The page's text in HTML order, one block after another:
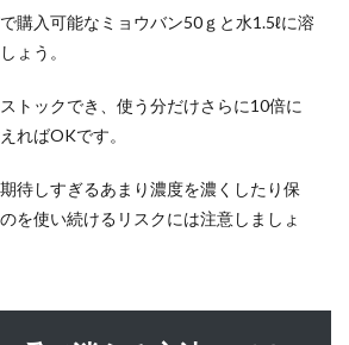
購入可能なミョウバン50ｇと水1.5ℓに溶
ょう。
トックでき、使う分だけさらに10倍に
ればOKです。
待しすぎるあまり濃度を濃くしたり保
を使い続けるリスクには注意しましょ